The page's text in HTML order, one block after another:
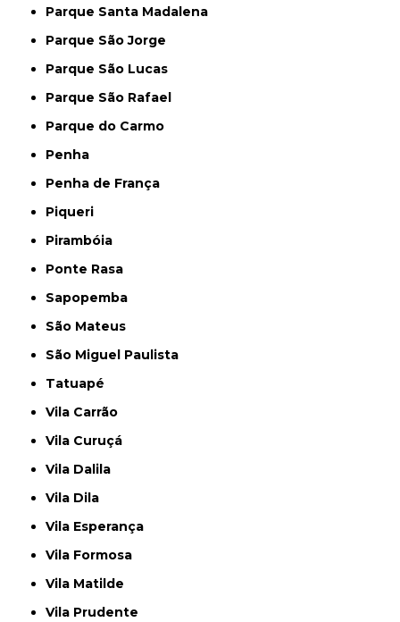
Parque Santa Madalena
Parque São Jorge
Parque São Lucas
Parque São Rafael
Parque do Carmo
Penha
Penha de França
Piqueri
Pirambóia
Ponte Rasa
Sapopemba
São Mateus
São Miguel Paulista
Tatuapé
Vila Carrão
Vila Curuçá
Vila Dalila
Vila Dila
Vila Esperança
Vila Formosa
Vila Matilde
Vila Prudente